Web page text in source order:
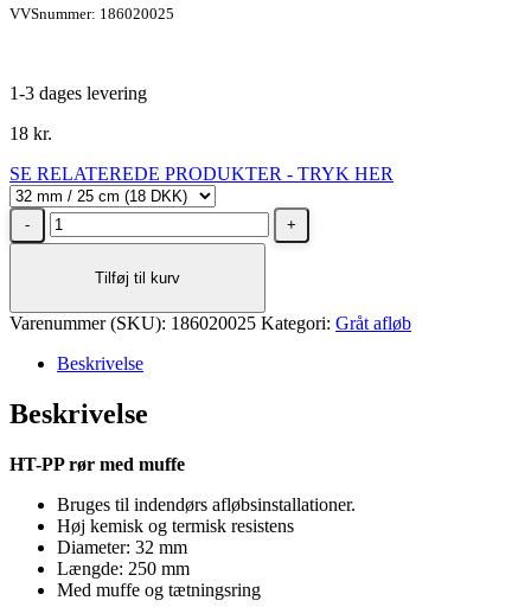
VVSnummer: 186020025
1-3 dages levering
18 kr.
SE RELATEREDE PRODUKTER - TRYK HER
Nicoll
HTP
Ø32
25
grå
antal
Tilføj til kurv
Varenummer (SKU): 186020025 Kategori: Gråt afløb
Beskrivelse
Beskrivelse
HT-PP rør med muffe
Bruges til indendørs afløbsinstallationer.
Høj kemisk og termisk resistens
Diameter: 32 mm
Længde: 250 mm
Med muffe og tætningsring